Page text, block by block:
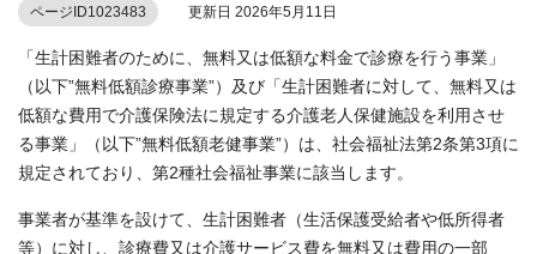
ページID1023483 更新日 2026年5月11日
「生計困難者のために、無料又は低額な料金で診療を行う事業」
（以下”無料低額診療事業”）及び「生計困難者に対して、無料又は
低額な費用で介護保険法に規定する介護老人保健施設を利用させ
る事業」（以下”無料低額老健事業”）は、社会福祉法第2条第3項に
規定されており、第2種社会福祉事業に該当します。
事業者が基準を設けて、生計困難者（生活保護受給者や低所得者
等）に対し、診療費又は介護サービス費を無料又は費用の一部